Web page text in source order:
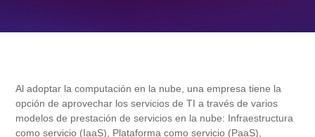
Al adoptar la computación en la nube, una empresa tiene la
opción de aprovechar los servicios de TI a través de varios
modelos de prestación de servicios en la nube: Infraestructura
como servicio (IaaS), Plataforma como servicio (PaaS),